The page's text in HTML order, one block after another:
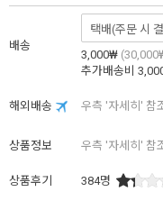
배송
3,000₩
추가배송비
해외배송 우측 '자세히' 참
상품정보 우측 '자세히' 참
상품후기 384명